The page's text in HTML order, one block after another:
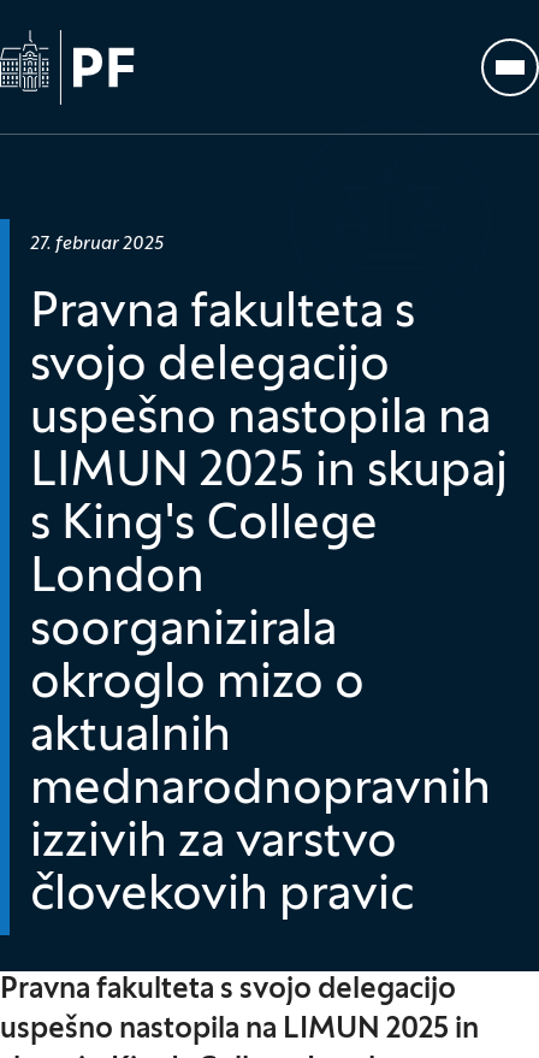
Na začetno stran
Datum objave:
27. februar 2025
Pravna fakulteta s
svojo delegacijo
uspešno nastopila na
LIMUN 2025 in skupaj
s King's College
London
soorganizirala
okroglo mizo o
aktualnih
mednarodnopravnih
izzivih za varstvo
človekovih pravic
Pravna fakulteta s svojo delegacijo
uspešno nastopila na LIMUN 2025 in